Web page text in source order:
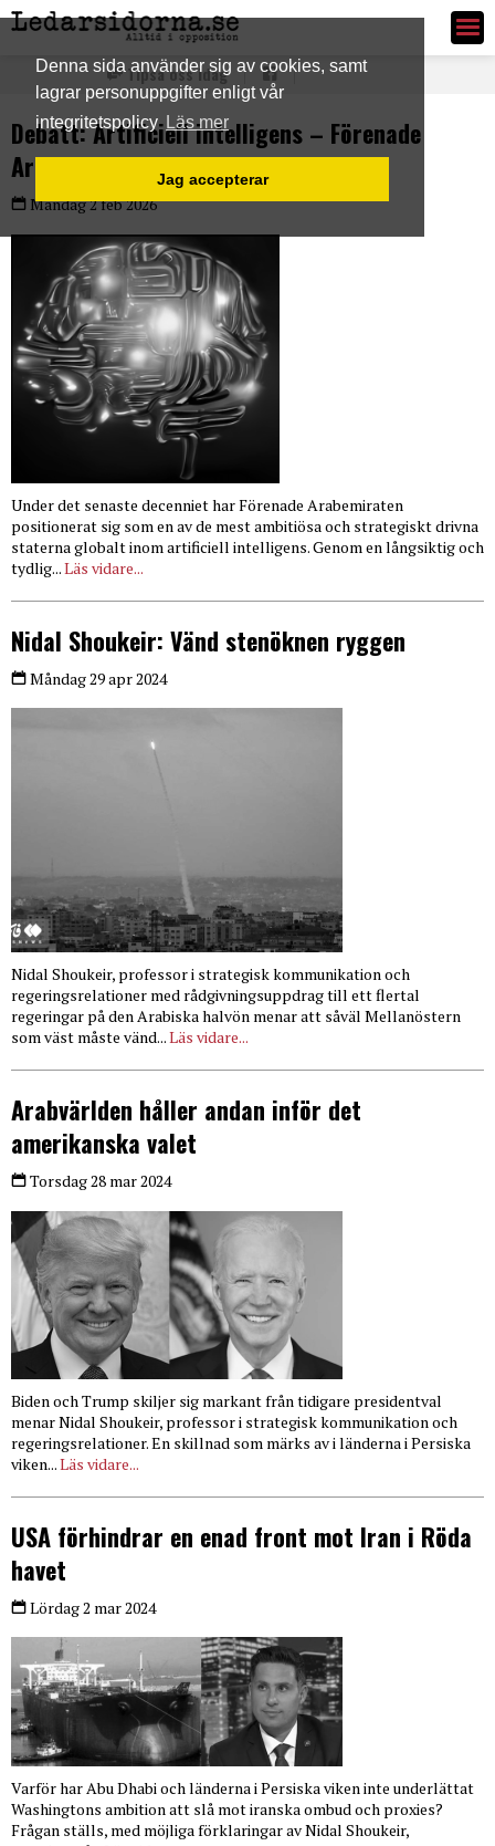
Denna sida använder sig av cookies, samt
lagrar personuppgifter enligt vår
integritetspolicy Läs mer
Jag accepterar
Ledarsidorna.se
Tipsa oss idag
Debatt: Artificiell intelligens – Förenade
Arabemiratens nya tillväxtmotor
Måndag 2 feb 2026
Under det senaste decenniet har Förenade Arabemiraten
positionerat sig som en av de mest ambitiösa och strategiskt drivna
staterna globalt inom artificiell intelligens. Genom en långsiktig och
tydlig...Läs vidare...
Nidal Shoukeir: Vänd stenöknen ryggen
Måndag 29 apr 2024
Nidal Shoukeir, professor i strategisk kommunikation och
regeringsrelationer med rådgivningsuppdrag till ett flertal
regeringar på den Arabiska halvön menar att såväl Mellanöstern
som väst måste vänd...Läs vidare...
Arabvärlden håller andan inför det
amerikanska valet
Torsdag 28 mar 2024
Biden och Trump skiljer sig markant från tidigare presidentval
menar Nidal Shoukeir, professor i strategisk kommunikation och
regeringsrelationer. En skillnad som märks av i länderna i Persiska
viken...Läs vidare...
USA förhindrar en enad front mot Iran i Röda
havet
Lördag 2 mar 2024
Varför har Abu Dhabi och länderna i Persiska viken inte underlättat
Washingtons ambition att slå mot iranska ombud och proxies?
Frågan ställs, med möjliga förklaringar av Nidal Shoukeir,